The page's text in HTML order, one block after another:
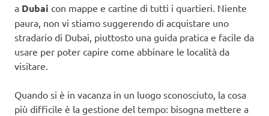
a Dubai con mappe e cartine di tutti i quartieri. Niente
paura, non vi stiamo suggerendo di acquistare uno
stradario di Dubai, piuttosto una guida pratica e facile da
usare per poter capire come abbinare le località da
visitare.
Quando si è in vacanza in un luogo sconosciuto, la cosa
più difficile è la gestione del tempo: bisogna mettere a